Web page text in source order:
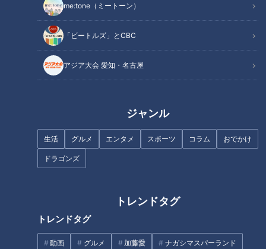
me:tone（ミートーン）
「ビートルズ」とCBC
アジア大会 愛知・名古屋
ジャンル
生活 グルメ エンタメ スポーツ コラム おでかけ
ドラゴンズ
トレンドタグ
トレンドタグ
動画 グルメ 加藤愛 ナガシマスパーランド
進化が止まらない！東海地方の
最新餃子！全国の名店を一気に
楽しめる無人餃子販売店
&amp;JAXAも食べた！フリーズ
ドライ餃子
コーヒー代＋100円で絶品「お
る！？モーニングの街、愛知・
一宮市のお値打ちグルメをご紹
伊勢 おかげ横丁に新スポット！
「おかげさま」を体感して遊ぶ
タイやカニをつかみ取り!そのま
ま調理もできる夏満喫スポット!
準備不要!三河産絶品食材やマン
コレすると「海鮮丼」「パンが